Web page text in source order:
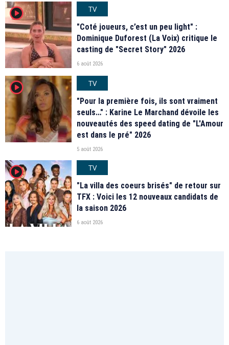
player2
TV
"Coté joueurs, c’est un peu light" :
Dominique Duforest (La Voix) critique le
casting de "Secret Story" 2026
6 août 2026
player2
TV
"Pour la première fois, ils sont vraiment
seuls…" : Karine Le Marchand dévoile les
nouveautés des speed dating de "L'Amour
est dans le pré" 2026
5 août 2026
player2
TV
"La villa des coeurs brisés" de retour sur
TFX : Voici les 12 nouveaux candidats de
la saison 2026
6 août 2026